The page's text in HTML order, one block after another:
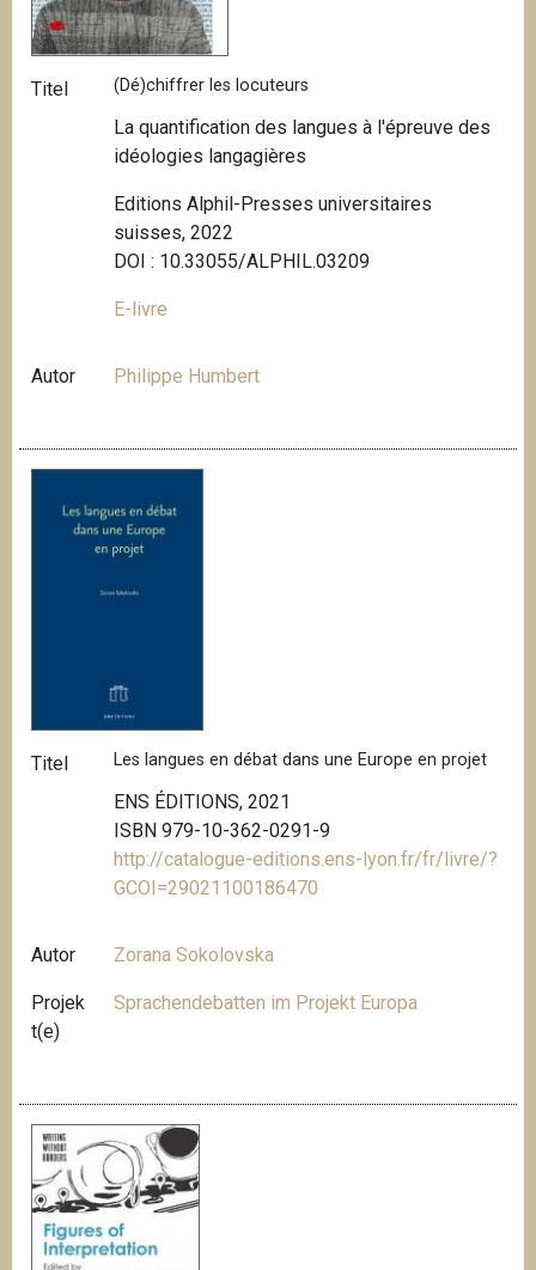
Titel (Dé)chiffrer les locuteurs
La quantification des langues à l'épreuve des
idéologies langagières
Editions Alphil-Presses universitaires
suisses, 2022
DOI : 10.33055/ALPHIL.03209
E-livre
Autor Philippe Humbert
Titel Les langues en débat dans une Europe en projet
ENS ÉDITIONS, 2021
ISBN 979-10-362-0291-9
http://catalogue-editions.ens-lyon.fr/fr/livre/?
GCOI=29021100186470
Autor Zorana Sokolovska
Projek
t(e)
Sprachendebatten im Projekt Europa